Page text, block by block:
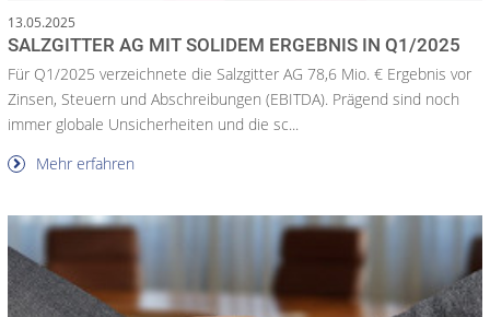
13.05.2025
SALZGITTER AG MIT SOLIDEM ERGEBNIS IN Q1/2025
Für Q1/2025 verzeichnete die Salzgitter AG 78,6 Mio. € Ergebnis vor
Zinsen, Steuern und Abschreibungen (EBITDA). Prägend sind noch
immer globale Unsicherheiten und die sc...
Mehr erfahren